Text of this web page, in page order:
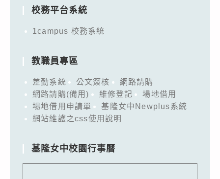
校務平台系統
1campus 校務系統
教職員專區
差勤系統 公文簽核
網路請購
網路請購(備用)
維修登記
場地借用
場地借用申請單
基隆女中Newplus系統
網站維護之css使用說明
基隆女中校園行事曆